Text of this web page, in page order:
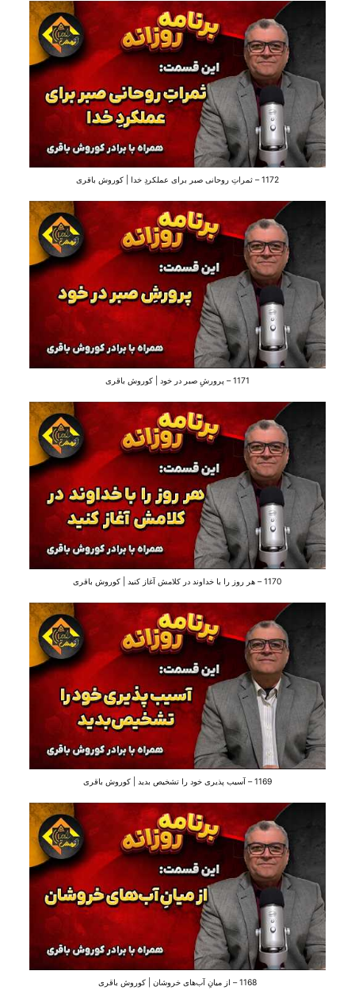
1172 – ثمراتِ روحانی صبر برای عملکردِ خدا | کوروش باقری
1171 – پرورشِ صبر در خود | کوروش باقری
1170 – هر روز را با خداوند در کلامش آغاز کنید | کوروش باقری
1169 – آسیب پذیری خود را تشخیص بدید | کوروش باقری
1168 – از میانِ آب‌های خروشان | کوروش باقری